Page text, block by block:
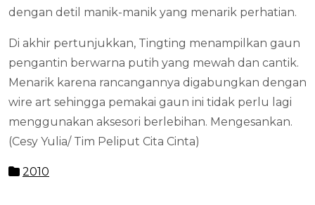
dengan detil manik-manik yang menarik perhatian.
Di akhir pertunjukkan, Tingting menampilkan gaun
pengantin berwarna putih yang mewah dan cantik.
Menarik karena rancangannya digabungkan dengan
wire art sehingga pemakai gaun ini tidak perlu lagi
menggunakan aksesori berlebihan. Mengesankan.
(Cesy Yulia/ Tim Peliput Cita Cinta)
2010